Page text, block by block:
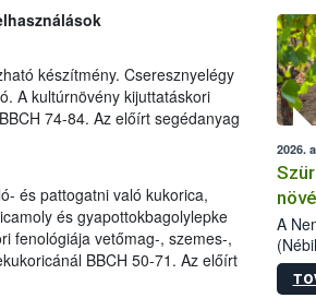
készítmény. Cseresznyelégy
A kultúrnövény kijuttatáskori
74-84. Az előírt segédanyag
és pattogatni való kukorica,
és gyapottokbagolylepke
fenológiája vetőmag-, szemes-,
BBCH 50-71. Az előírt
2026.
A